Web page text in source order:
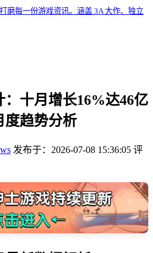
磨每一份游戏资讯。涵盖 3A 大作、独立
十月增长16%达46亿
度趋势分析
发布于： 2026-07-08 15:36:05 评